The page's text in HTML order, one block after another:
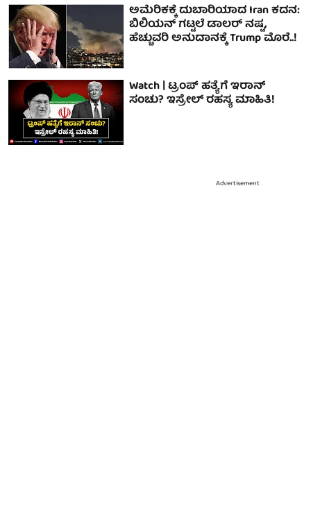
ಅಮೆರಿಕಕ್ಕೆ ದುಬಾರಿಯಾದ Iran ಕದನ:
ಬಿಲಿಯನ್ ಗಟ್ಟಲೆ ಡಾಲರ್ ನಷ್ಟ,
ಹೆಚ್ಚುವರಿ ಅನುದಾನಕ್ಕೆ Trump ಮೊರೆ..!
Watch | ಟ್ರಂಪ್ ಹತ್ಯೆಗೆ ಇರಾನ್
ಸಂಚು? ಇಸ್ರೇಲ್ ರಹಸ್ಯ ಮಾಹಿತಿ!
Advertisement